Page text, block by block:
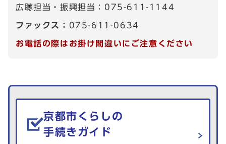
広聴担当・振興担当：075-611-1144
ファックス： 075-611-0634
お電話の際はお掛け間違いにご注意ください
生活情報を探す
京都市くらしの
手続きガイド